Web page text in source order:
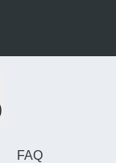
FAQ